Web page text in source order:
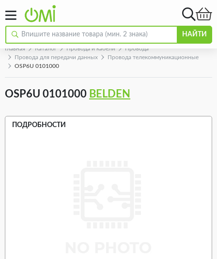
НАЙТИ
Главная Каталог Провода и кабели
Провода
Провода для передачи данных
Провода телекоммуникационные
OSP6U 0101000
OSP6U 0101000 BELDEN
ПОДРОБНОСТИ